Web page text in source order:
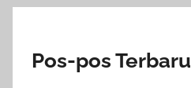
Pos-pos Terbaru